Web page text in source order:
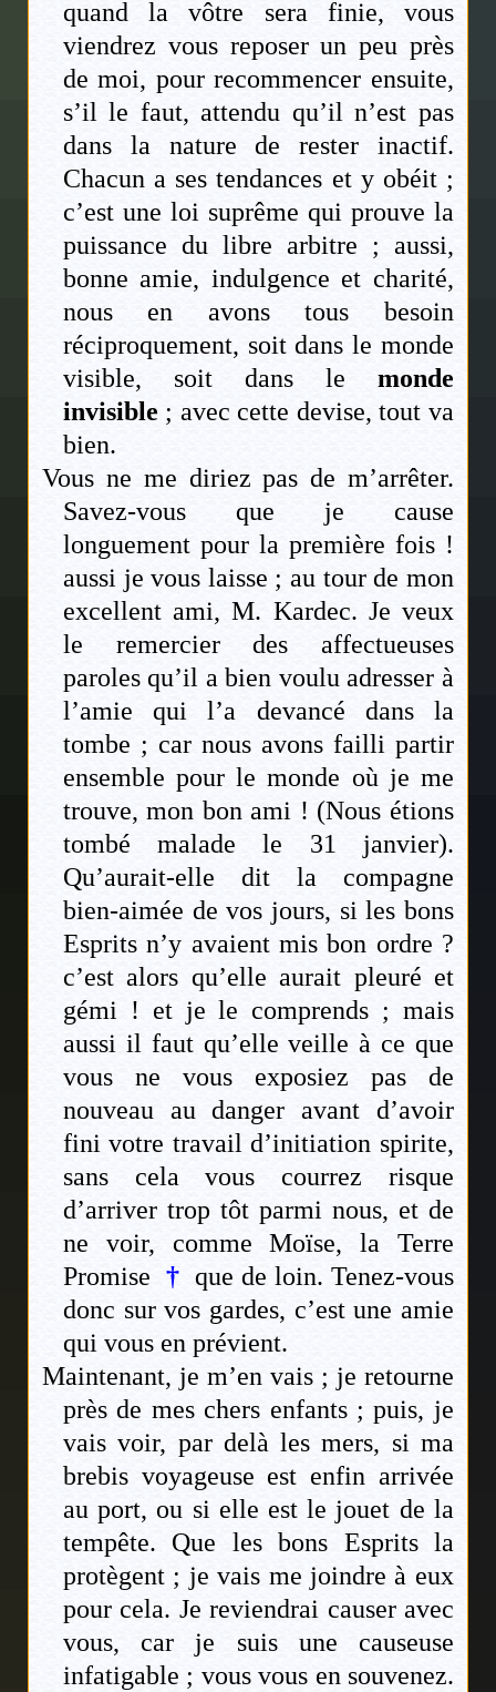
quand la vôtre sera finie, vous
viendrez vous reposer un peu près
de moi, pour recommencer ensuite,
s’il le faut, attendu qu’il n’est pas
dans la nature de rester inactif.
Chacun a ses tendances et y obéit ;
c’est une loi suprême qui prouve la
puissance du libre arbitre ; aussi,
bonne amie, indulgence et charité,
nous en avons tous besoin
réciproquement, soit dans le monde
visible, soit dans le monde
invisible ; avec cette devise, tout va
bien.
Vous ne me diriez pas de m’arrêter.
Savez-vous que je cause
longuement pour la première fois !
aussi je vous laisse ; au tour de mon
excellent ami, M. Kardec. Je veux
le remercier des affectueuses
paroles qu’il a bien voulu adresser à
l’amie qui l’a devancé dans la
tombe ; car nous avons failli partir
ensemble pour le monde où je me
trouve, mon bon ami ! (Nous étions
tombé malade le 31 janvier).
Qu’aurait-elle dit la compagne
bien-aimée de vos jours, si les bons
Esprits n’y avaient mis bon ordre ?
c’est alors qu’elle aurait pleuré et
gémi ! et je le comprends ; mais
aussi il faut qu’elle veille à ce que
vous ne vous exposiez pas de
nouveau au danger avant d’avoir
fini votre travail d’initiation spirite,
sans cela vous courrez risque
d’arriver trop tôt parmi nous, et de
ne voir, comme Moïse, la Terre
Promise † que de loin. Tenez-vous
donc sur vos gardes, c’est une amie
qui vous en prévient.
Maintenant, je m’en vais ; je retourne
près de mes chers enfants ; puis, je
vais voir, par delà les mers, si ma
brebis voyageuse est enfin arrivée
au port, ou si elle est le jouet de la
tempête. Que les bons Esprits la
protègent ; je vais me joindre à eux
pour cela. Je reviendrai causer avec
vous, car je suis une causeuse
infatigable ; vous vous en souvenez.